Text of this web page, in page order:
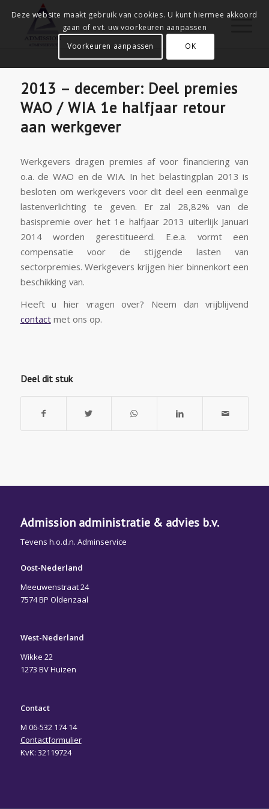
2013 – december: Deel premies
WAO / WIA 1e halfjaar retour
aan werkgever
Werkgevers dragen premies af voor financiering van
o.a. de WAO en de WIA. In het belastingplan 2013 is
besloten om werkgevers voor dit deel een eenmalige
lastenverlichting te geven. Er zal 28,82% van de
basispremie over het 1e halfjaar 2013 uiterlijk Januari
2014 worden gerestitueerd. E.e.a. vormt een
compensatie voor de stijgende lasten van
sectorpremies. Werkgevers krijgen hier binnenkort een
beschikking van.
Heeft u hier vragen over? Neem dan vrijblijvend
contactmet ons op.
Deel dit stuk
Admission administratie & advies b.v.
Tevens h.o.d.n. Adminservice
Oost-Nederland
Meeuwenstraat 24
7574 BP Oldenzaal
West-Nederland
Wikke 22
1273 BV Huizen
Contact
M 06-532 174 14
Contactformulier
KvK: 32119724
Deze website maakt gebruik van cookies. U kunt hiermee akkoord
gaan of evt. uw voorkeuren aanpassen
Voorkeuren aanpassen
OK